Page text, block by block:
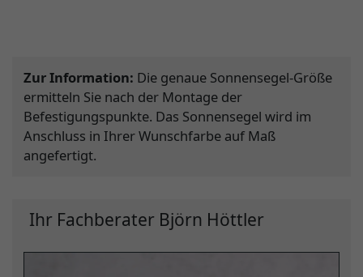
Zur Information: Die genaue Sonnensegel-Größe
ermitteln Sie nach der Montage der
Befestigungspunkte. Das Sonnensegel wird im
Anschluss in Ihrer Wunschfarbe auf Maß
angefertigt.
Ihr Fachberater Björn Höttler